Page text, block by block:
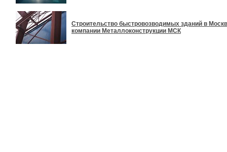
Строительство быстровозводимых зданий в
компании Металлоконструкции МСК